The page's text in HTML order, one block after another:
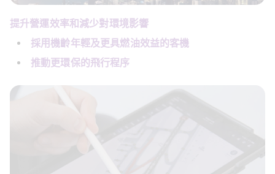
提升營運效率和減少對環境影響
採用機齡年輕及更具燃油效益的客機
推動更環保的飛行程序